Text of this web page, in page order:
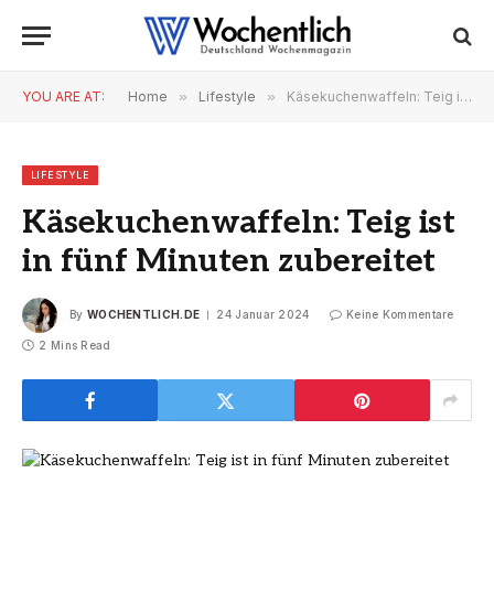
YOU ARE AT: Home » Lifestyle » Käsekuchenwaffeln: Teig ist in fünf Minuten zubereitet
LIFESTYLE
Käsekuchenwaffeln: Teig ist
in fünf Minuten zubereitet
By WOCHENTLICH.DE 24 Januar 2024 Keine Kommentare
2 Mins Read